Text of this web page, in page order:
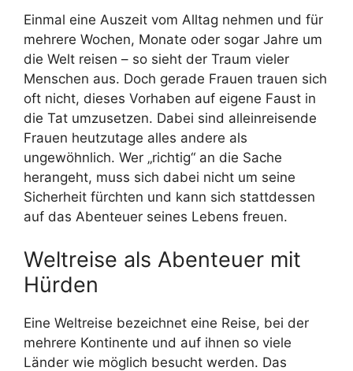
Einmal eine Auszeit vom Alltag nehmen und für
mehrere Wochen, Monate oder sogar Jahre um
die Welt reisen – so sieht der Traum vieler
Menschen aus. Doch gerade Frauen trauen sich
oft nicht, dieses Vorhaben auf eigene Faust in
die Tat umzusetzen. Dabei sind alleinreisende
Frauen heutzutage alles andere als
ungewöhnlich. Wer „richtig“ an die Sache
herangeht, muss sich dabei nicht um seine
Sicherheit fürchten und kann sich stattdessen
auf das Abenteuer seines Lebens freuen.
Weltreise als Abenteuer mit
Hürden
Eine Weltreise bezeichnet eine Reise, bei der
mehrere Kontinente und auf ihnen so viele
Länder wie möglich besucht werden. Das